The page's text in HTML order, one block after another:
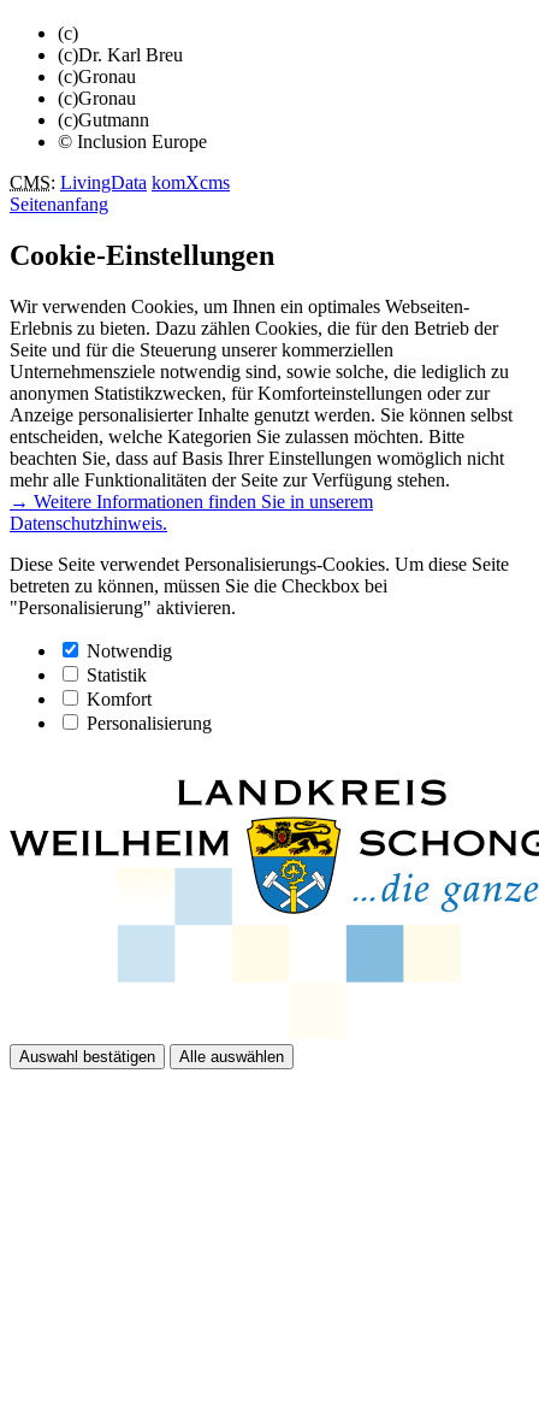
(c)
(c)Dr. Karl Breu
(c)Gronau
(c)Gronau
(c)Gutmann
© Inclusion Europe
CMS: LivingData komXcms
Seitenanfang
Cookie-Einstellungen
Wir verwenden Cookies, um Ihnen ein optimales Webseiten-
Erlebnis zu bieten. Dazu zählen Cookies, die für den Betrieb der
Seite und für die Steuerung unserer kommerziellen
Unternehmensziele notwendig sind, sowie solche, die lediglich zu
anonymen Statistikzwecken, für Komforteinstellungen oder zur
Anzeige personalisierter Inhalte genutzt werden. Sie können selbst
entscheiden, welche Kategorien Sie zulassen möchten. Bitte
beachten Sie, dass auf Basis Ihrer Einstellungen womöglich nicht
mehr alle Funktionalitäten der Seite zur Verfügung stehen.
→ Weitere Informationen finden Sie in unserem
Datenschutzhinweis.
Diese Seite verwendet Personalisierungs-Cookies. Um diese Seite
betreten zu können, müssen Sie die Checkbox bei
"Personalisierung" aktivieren.
Notwendig
Statistik
Komfort
Personalisierung
Auswahl bestätigen Alle auswählen